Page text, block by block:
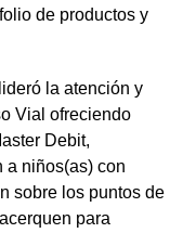
de productos y
la atención y
Vial ofreciendo
Debit,
a niños(as) con
sobre los puntos de
para